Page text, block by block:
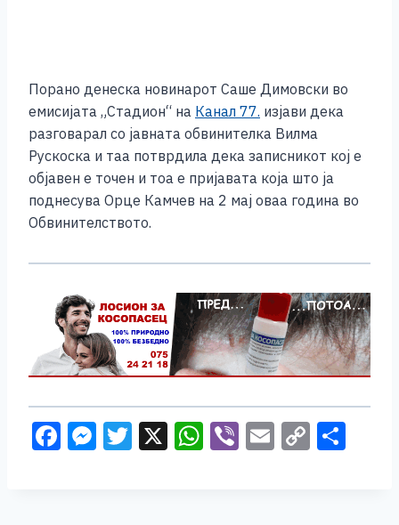
Порано денеска новинарот Саше Димовски во
емисијата „Стадион“ на Канал 77. изјави дека
разговарал со јавната обвинителкa Вилма
Рускоска и таа потврдила дека записникот кој е
објавен е точен и тоа е приjaвата која што ја
поднесува Орце Камчев на 2 мај оваа година во
Обвинитeлството.
F M T X W Vi E C